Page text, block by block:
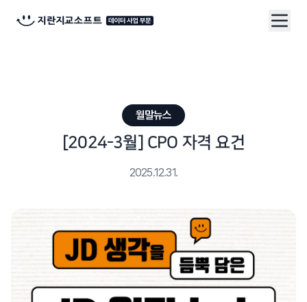
월말뉴스
[2024-3월] CPO 자격 요건
2025.12.31.